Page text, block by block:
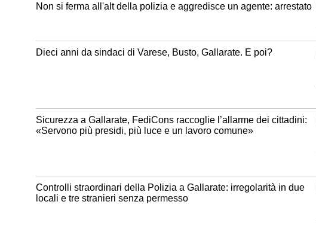
Non si ferma all'alt della polizia e aggredisce un agente: arrestato
Dieci anni da sindaci di Varese, Busto, Gallarate. E poi?
Sicurezza a Gallarate, FediCons raccoglie l’allarme dei cittadini:
«Servono più presidi, più luce e un lavoro comune»
Controlli straordinari della Polizia a Gallarate: irregolarità in due
locali e tre stranieri senza permesso